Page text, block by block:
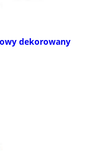
dekorowany